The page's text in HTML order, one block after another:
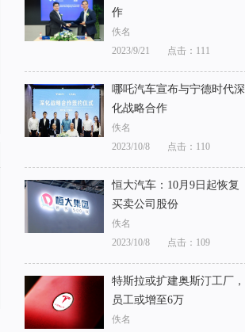
作
佚名
2023/9/21
点击：111
哪吒汽车宣布与宁德时代深
化战略合作
佚名
2023/10/8
点击：110
恒大汽车：10月9日起恢复
买卖公司股份
佚名
2023/10/8
点击：109
特斯拉或扩建奥斯汀工厂，
员工或增至6万
佚名